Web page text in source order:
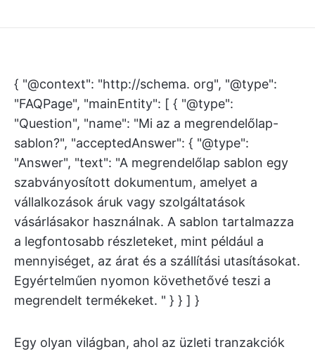
{ "@context": "http://schema. org", "@type":
"FAQPage", "mainEntity": [ { "@type":
"Question", "name": "Mi az a megrendelőlap-
sablon?", "acceptedAnswer": { "@type":
"Answer", "text": "A megrendelőlap sablon egy
szabványosított dokumentum, amelyet a
vállalkozások áruk vagy szolgáltatások
vásárlásakor használnak. A sablon tartalmazza
a legfontosabb részleteket, mint például a
mennyiséget, az árat és a szállítási utasításokat.
Egyértelműen nyomon követhetővé teszi a
megrendelt termékeket. " } } ] }
Egy olyan világban, ahol az üzleti tranzakciók